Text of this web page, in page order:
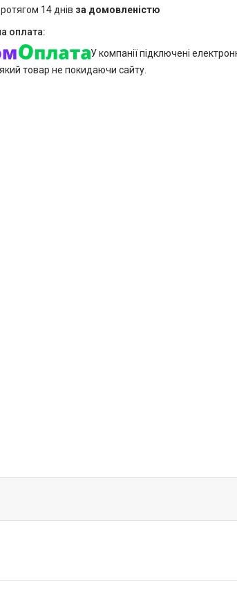
14 днів за домовленістю
У компанії підключені
товар не покидаючи сайту.